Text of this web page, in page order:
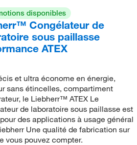
disponibles
Congélateur de
sous paillasse
ATEX
et ultra économe en énergie,
sans étincelles, compartiment
le Liebherr™ ATEX Le
de laboratoire sous paillasse est
des applications à usage général
Une qualité de fabrication sur
vous pouvez compter.